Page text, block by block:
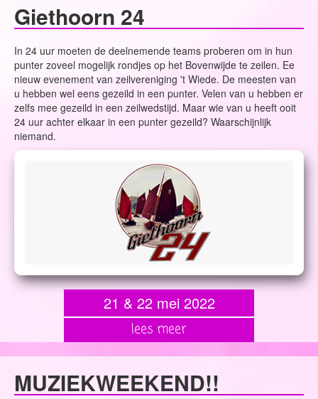
Giethoorn 24
In 24 uur moeten de deelnemende teams proberen om in hun
punter zoveel mogelijk rondjes op het Bovenwijde te zeilen. Ee
nieuw evenement van zeilvereniging 't Wiede. De meesten van
u hebben wel eens gezeild in een punter. Velen van u hebben er
zelfs mee gezeild in een zeilwedstijd. Maar wie van u heeft ooit
24 uur achter elkaar in een punter gezeild? Waarschijnlijk
niemand.
21 & 22 mei 2022
lees meer
MUZIEKWEEKEND!!